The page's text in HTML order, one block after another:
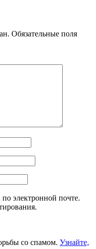
Обязательные поля
электронной почте.
со спамом. Узнайте,